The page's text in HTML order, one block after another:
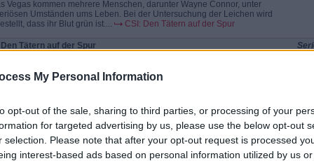
My Personal Information
opt-out of the sale, sharing to third parties, or processing of your
for targeted advertising by us, please use the below opt-out
selection. Please note that after your opt-out request is processed
interest-based ads based on personal information utilized by us
Vegas kommen mehrere Menschen, darunter Wayne Connor, unter
Umständen ums Leben. Bei der Untersuchung der Leichen wird
dass ihr Blut grün ist....
CSI: Den Tätern auf der Spur
Tätern auf der Spur
Beerdigung explodieren Bomben. Nicks Einsatz ist es zu verdanken,
„nur“ zwei...
Muertos
jährige Ana Ortiz soll in Mexiko an einer Überdosis gestorben sein, und
Gabriel bittet seinen Freund Doc Robbins um Hilfe. Gabriel kann sich
erklären,...
CSI: Vegas